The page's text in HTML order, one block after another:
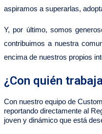
aspiramos a superarlas,
Y, por último, somos
contribuimos a nuestra
encima de nuestros propios
¿Con quién
Con nuestro equipo de
reportando directamente al
joven y dinámico que está